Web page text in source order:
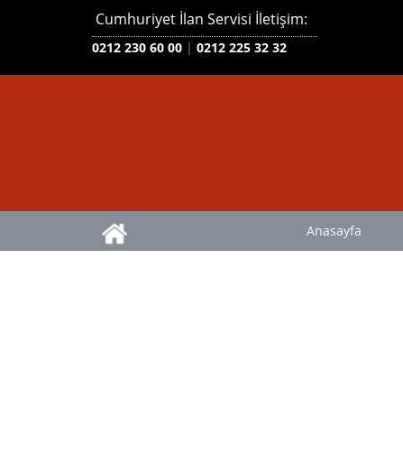
Cumhuriyet İlan Servisi İletişim:
0212 230 60 00 | 0212 225 32 32
Anasayfa